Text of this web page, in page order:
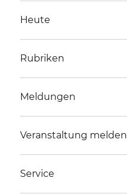
Heute
Rubriken
Meldungen
Veranstaltung melden
Service